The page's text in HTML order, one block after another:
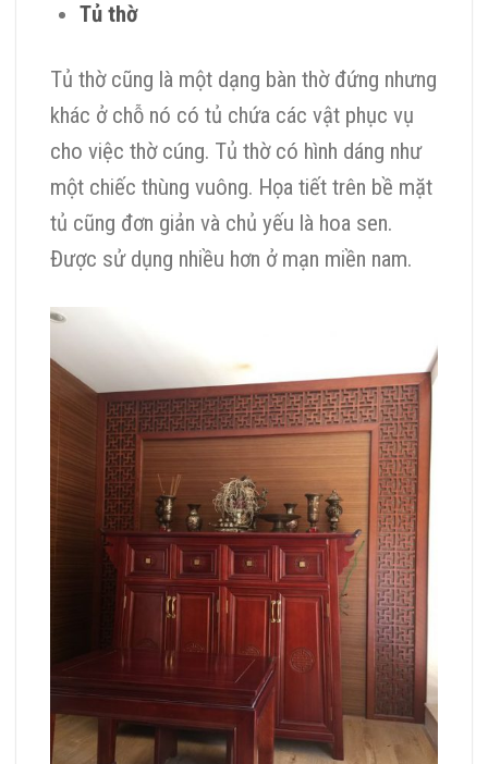
Tủ thờ
Tủ thờ cũng là một dạng bàn thờ đứng nhưng
khác ở chỗ nó có tủ chứa các vật phục vụ
cho việc thờ cúng. Tủ thờ có hình dáng như
một chiếc thùng vuông. Họa tiết trên bề mặt
tủ cũng đơn giản và chủ yếu là hoa sen.
Được sử dụng nhiều hơn ở mạn miền nam.